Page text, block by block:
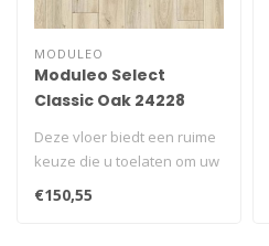
MODULEO
Moduleo Select
Classic Oak 24228
Deze vloer biedt een ruime
keuze die u toelaten om uw
unieke ruimte te creëren..
€150,55